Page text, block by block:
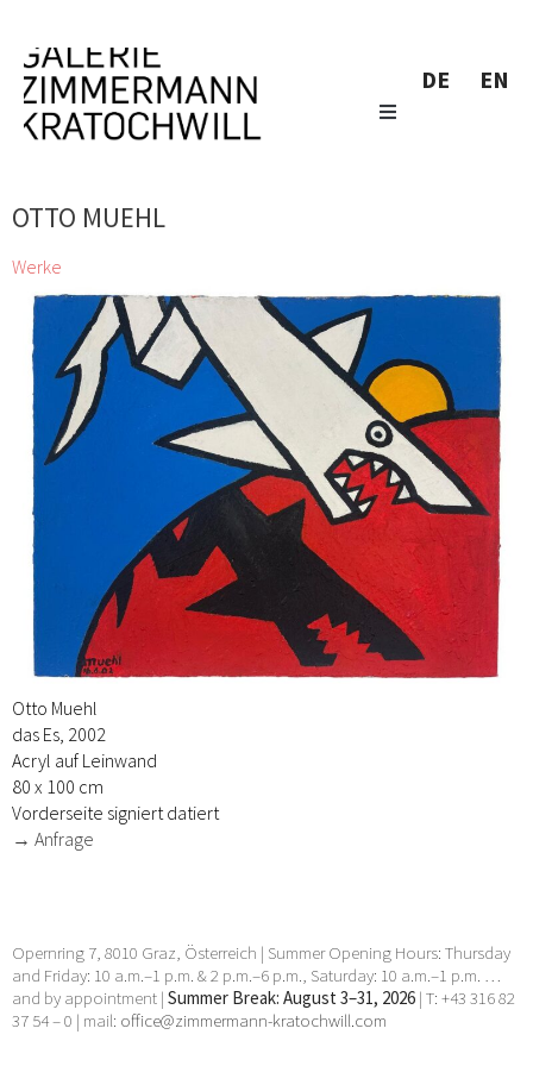
DE EN
OTTO MUEHL
Werke
Otto Muehl
das Es, 2002
Acryl auf Leinwand
80 x 100 cm
Vorderseite signiert datiert
→ Anfrage
Opernring 7, 8010 Graz, Österreich | Summer Opening Hours: Thursday
and Friday: 10 a.m.–1 p.m. & 2 p.m.–6 p.m., Saturday: 10 a.m.–1 p.m. …
and by appointment | Summer Break: August 3–31, 2026 | T: +43 316 82
37 54 – 0 | mail: office@zimmermann-kratochwill.com